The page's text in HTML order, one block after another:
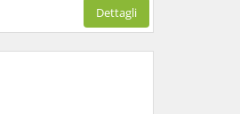
Dettagli